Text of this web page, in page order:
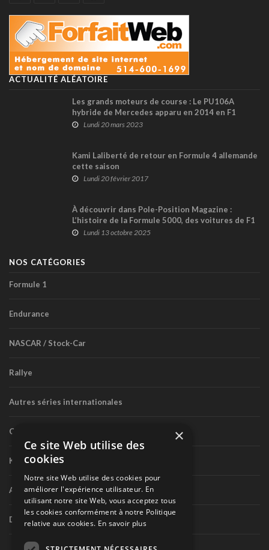
ACTUALITÉ ALÉATOIRE
Les grands moteurs de course : Le PU106A
hybride de Mercedes apparu en 2014 en F1
Lundi 20 mars 2023
Kami Laliberté de retour en Formule 4 allemande
cette saison
Lundi 20 février 2017
À découvrir dans Pole-Position Magazine :
L’histoire de la Formule 5000, des voitures de F1
dotées de moteurs V8 américains
Lundi 13 octobre 2025
NOS CATÉGORIES
Formule 1
Endurance
NASCAR / Stock-Car
Rallye
Autres séries internationales
Circuit routier canadien
Karting
Autres séries nationales
Divers
×
Ce site Web utilise des
cookies
Notre site Web utilise des cookies pour
améliorer l'expérience utilisateur. En
utilisant notre site Web, vous acceptez tous
les cookies conformément à notre Politique
relative aux cookies. En savoir plus